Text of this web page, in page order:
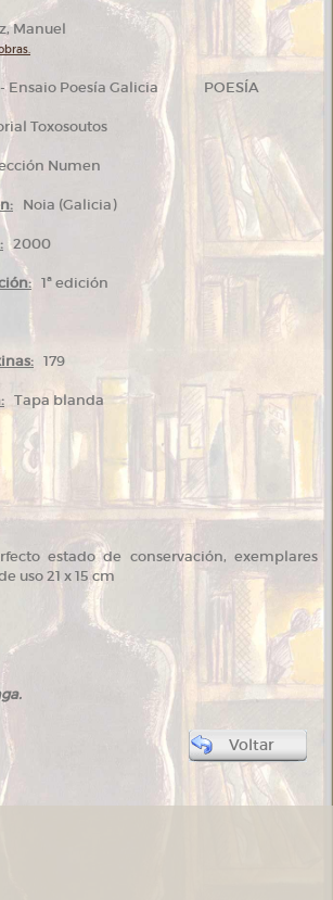
Manuel
- Ensaio Poesía Galicia POESÍA
Toxosoutos
Numen
Noia (Galicia)
2000
1ª edición
179
Tapa blanda
estado de conservación, exemplares
uso 21 x 15 cm
Voltar